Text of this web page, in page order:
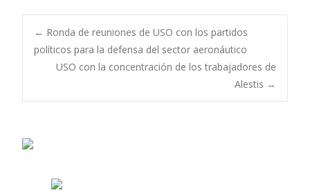
Navegación
← Ronda de reuniones de USO con los partidos
políticos para la defensa del sector aeronáutico
USO con la concentración de los trabajadores de
Alestis →